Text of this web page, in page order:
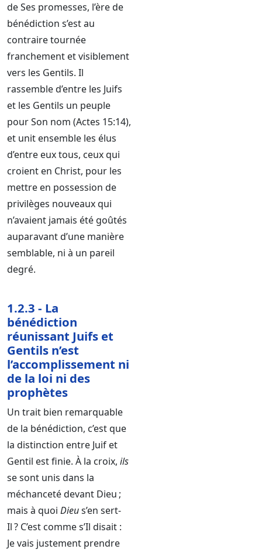
de Ses promesses, l’ère de
bénédiction s’est au
contraire tournée
franchement et visiblement
vers les Gentils. Il
rassemble d’entre les Juifs
et les Gentils un peuple
pour Son nom (Actes 15:14),
et unit ensemble les élus
d’entre eux tous, ceux qui
croient en Christ, pour les
mettre en possession de
privilèges nouveaux qui
n’avaient jamais été goûtés
auparavant d’une manière
semblable, ni à un pareil
degré.
1.2.3 - La
bénédiction
réunissant Juifs et
Gentils n’est
l’accomplissement ni
de la loi ni des
prophètes
Un trait bien remarquable
de la bénédiction, c’est que
la distinction entre Juif et
Gentil est finie. À la croix, ils
se sont unis dans la
méchanceté devant Dieu ;
mais à quoi Dieus’en sert-
Il ? C’est comme s’Il disait :
Je vais justement prendre